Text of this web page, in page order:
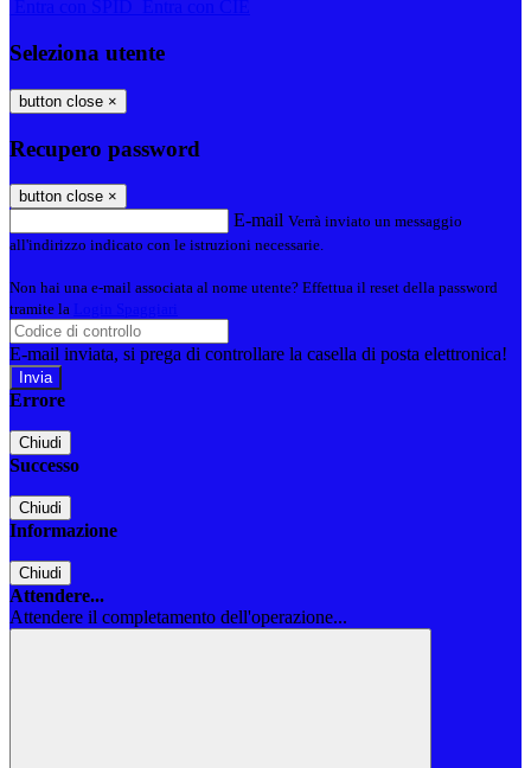
Seleziona utente
button close ×
Recupero password
button close ×
E-mail Verrà inviato un messaggio
all'indirizzo indicato con le istruzioni necessarie.
Non hai una e-mail associata al nome utente? Effettua il reset della password
tramite la
E-mail inviata, si prega di controllare la casella di posta elettronica!
Errore
Chiudi
Successo
Chiudi
Informazione
Chiudi
Attendere...
Attendere il completamento dell'operazione...